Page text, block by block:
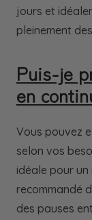
jours et
pleinement
Puis-je
en
Vous pouvez
selon vos
idéale pour un
recommandé
des pauses